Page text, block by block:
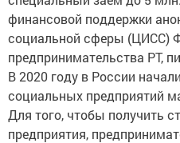
финансовой поддержки
социальной сферы (ЦИСС)
предпринимательства РТ,
В 2020 году в России
социальных предприятий
Для того, чтобы получить
предприятия,